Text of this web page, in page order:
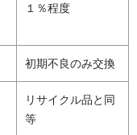
１％程度
初期不良のみ交換
リサイクル品と同
等